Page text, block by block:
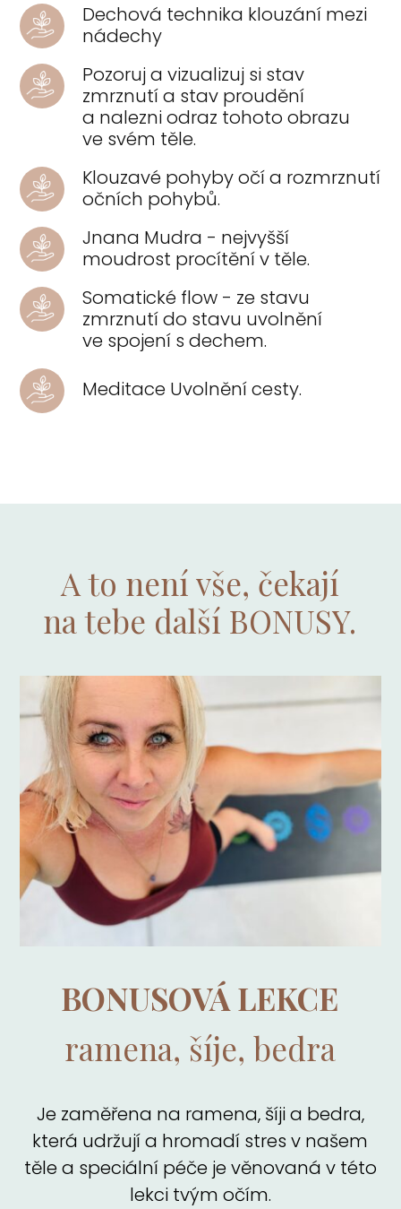
Dechová technika klouzání mezi
nádechy
Pozoruj a vizualizuj si stav
zmrznutí a stav proudění
a nalezni odraz tohoto obrazu
ve svém těle.
Klouzavé pohyby očí a rozmrznutí
očních pohybů.
Jnana Mudra - nejvyšší
moudrost procítění v těle.
Somatické flow - ze stavu
zmrznutí do stavu uvolnění
ve spojení s dechem.
Meditace Uvolnění cesty.
A to není vše, čekají
na tebe další BONUSY.
BONUSOVÁ LEKCE
ramena, šíje, bedra
Je zaměřena na ramena, šíji a bedra,
která udržují a hromadí stres v našem
těle a speciální péče je věnovaná v této
lekci tvým očím.